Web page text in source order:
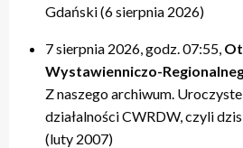
Gdański (6 sierpnia 2026)
7 sierpnia 2026, godz. 07:55,
Wystawienniczo-
Z naszego archiwum.
działalności CWRDW, czyli
(luty 2007)